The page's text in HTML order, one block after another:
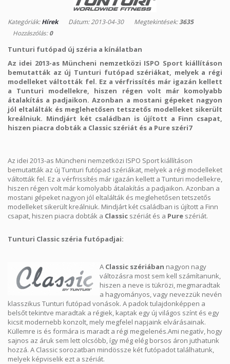
Kategóriák:Hírek Dátum: 2013-04-30 Megtekintések:3635
Hozzászólás:0
Tunturi futópad új széria a kínálatban
Az idei 2013-as Müncheni nemzetközi ISPO Sport kiállításon
bemutatták az új Tunturi futópad szériákat, melyek a régi
modelleket váltották fel. Ez a vérfrissítés már igazán kellett
a Tunturi modellekre, hiszen régen volt már komolyabb
átalakítás a padjaikon. Azonban a mostani gépeket nagyon
jól eltalálták és meglehetősen tetszetős modelleket sikerült
kreálniuk. Mindjárt két családban is újított a Finn csapat,
hiszen piacra dobták a Classic szériát és a Pure széri7
Az idei 2013-as Müncheni nemzetközi ISPO Sport kiállításon
bemutatták az új Tunturi futópad szériákat, melyek a régi modelleket
váltották fel. Ez a vérfrissítés már igazán kellett a Tunturi modellekre,
hiszen régen volt már komolyabb átalakítás a padjaikon. Azonban a
mostani gépeket nagyon jól eltalálták és meglehetősen tetszetős
modelleket sikerült kreálniuk. Mindjárt két családban is újított a Finn
csapat, hiszen piacra dobták a Classic szériát és a Pure szériát.
Tunturi Classic széria futópadjai:
A Classic szériában nagyon nagy
változásra most sem kell számítanunk,
hiszen a neve is tükrözi, megmaradtak
a hagyományos, vagy nevezzük nevén
klasszikus Tunturi futópad vonások. A padok tulajdonképpen a
belsőt tekintve maradtak a régiek, kaptak egy új világos színt és egy
kicsit modernebb konzolt, mely megfelel napjaink elvárásainak.
Küllemre is és formára is maradt a régi megjelenés.Ami negatív, hogy
sajnos az áruk sem lett olcsóbb, így még elég borsos áron juthatunk
hozzá. A Classic sorozatban mindössze két futópadot találhatunk,
melyek képviselik ezt a szériát.